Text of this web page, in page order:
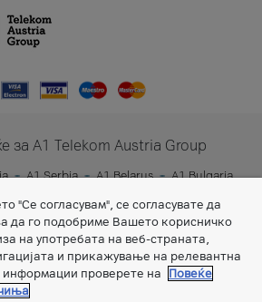
за A1 Telekom Austria Group
A1 Serbia A1 Belarus
A1 Bulgaria
A1 Slovenia
A1 Digital
"Се согласувам", се согласувате да
да го подобриме Вашето корисничко
на употребата на веб-страната,
и прикажување на релевантна
проверете на
Повеќе